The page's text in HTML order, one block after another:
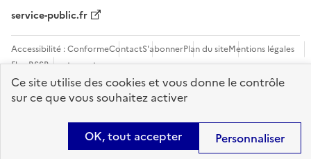
service-public.fr
Accessibilité : ConformeContactS'abonnerPlan du siteMentions légales
Flux RSSRecrutements
Sauf mention contraire, tous les contenus de ce site sont sous
etalab-2.0
Panneau de gestion des cookies
Ce site utilise des cookies et vous donne le contrôle
sur ce que vous souhaitez activer
OK, tout accepter Personnaliser